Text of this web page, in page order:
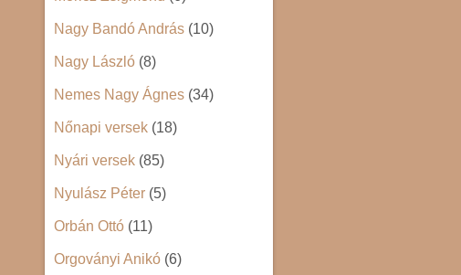
Nagy Bandó András (10)
Nagy László (8)
Nemes Nagy Ágnes (34)
Nőnapi versek (18)
Nyári versek (85)
Nyulász Péter (5)
Orbán Ottó (11)
Orgoványi Anikó (6)